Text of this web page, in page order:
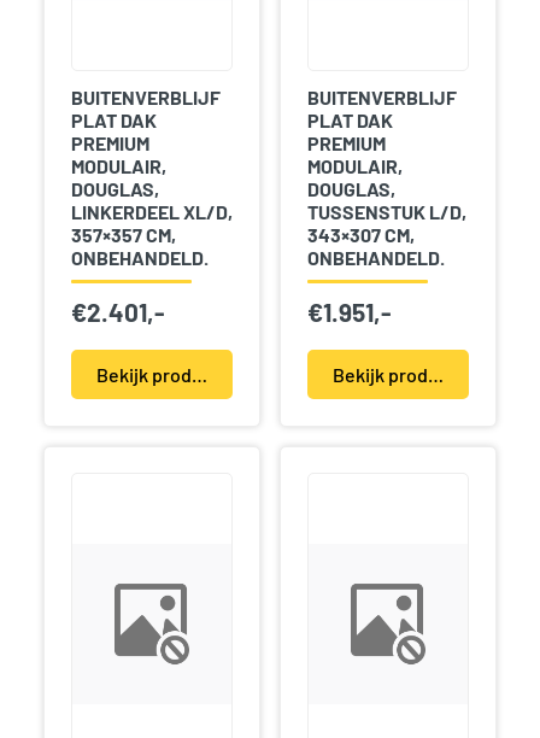
BUITENVERBLIJF
PLAT DAK
PREMIUM
MODULAIR,
DOUGLAS,
LINKERDEEL XL/D,
357×357 CM,
ONBEHANDELD.
€2.401,-
BUITENVERBLIJF
PLAT DAK
PREMIUM
MODULAIR,
DOUGLAS,
TUSSENSTUK L/D,
343×307 CM,
ONBEHANDELD.
€1.951,-